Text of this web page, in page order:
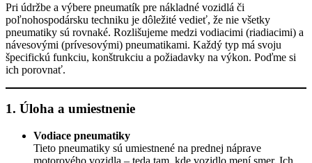
Pri údržbe a výbere pneumatík pre nákladné vozidlá či
poľnohospodársku techniku je dôležité vedieť, že nie všetky
pneumatiky sú rovnaké. Rozlišujeme medzi vodiacimi (riadiacimi) a
návesovými (prívesovými) pneumatikami. Každý typ má svoju
špecifickú funkciu, konštrukciu a požiadavky na výkon. Poďme si
ich porovnať.
1. Úloha a umiestnenie
Vodiace pneumatiky
Tieto pneumatiky sú umiestnené na prednej náprave
motorového vozidla – teda tam, kde vozidlo mení smer. Ich